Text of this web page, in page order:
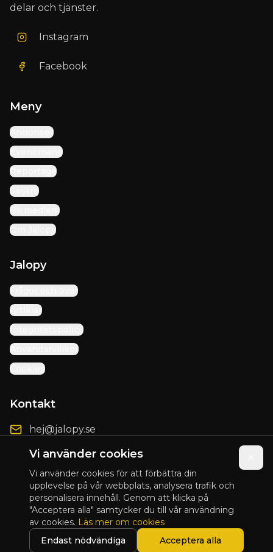
Vi använder cookies
Vi använder cookies för att förbättra din
upplevelse på vår webbplats, analysera trafik och
personalisera innehåll. Genom att klicka på
"Acceptera alla" samtycker du till vår användning
av cookies. Läs mer om cookies
Endast nödvändiga
Acceptera alla
delar och tjänster.
Instagram
Facebook
Meny
Annonser
Evenemang
Reportage
Säljare
Bli medlem
Om Jalopy
Jalopy
Frågor och Svar
Artiklar
Integritetspolicy
Användarvillkor
Cookies
Kontakt
hej@jalopy.se
Förbättringsförslag
© 2025 Jalopy. Alla rättigheter förbehållna.
Presented by Blix Design